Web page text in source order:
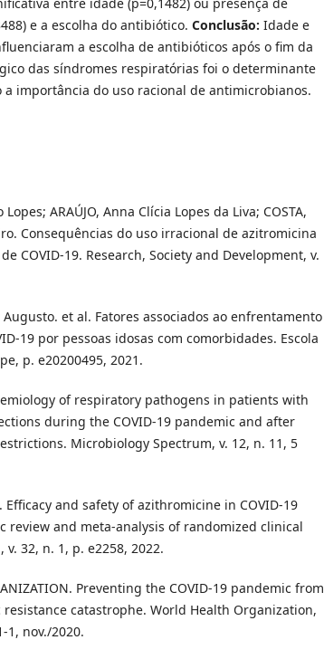
entre idade (p=0,1482) ou presença de
e a escolha do antibiótico. Conclusão: Idade e
a escolha de antibióticos após o fim da
das síndromes respiratórias foi o determinante
importância do uso racional de antimicrobianos.
ARAÚJO, Anna Clícia Lopes da Liva; COSTA,
Consequências do uso irracional de azitromicina
COVID-19. Research, Society and Development, v.
Augusto. et al. Fatores associados ao enfrentamento
19 por pessoas idosas com comorbidades. Escola
p. e20200495, 2021.
of respiratory pathogens in patients with
during the COVID‐19 pandemic and after
Microbiology Spectrum, v. 12, n. 11, 5
Efficacy and safety of azithromicine in COVID-19
review and meta-analysis of randomized clinical
v. 32, n. 1, p. e2258, 2022.
Preventing the COVID-19 pandemic from
catastrophe. World Health Organization,
1, nov./2020.